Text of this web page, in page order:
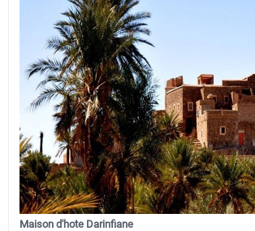
Maison d'hote Darinfiane